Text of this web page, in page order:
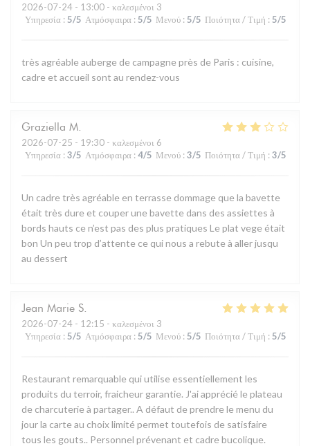
2026-07-24 - 13:00 - καλεσμένοι 3
Υπηρεσία : 5/5 Ατμόσφαιρα : 5/5 Μενού : 5/5 Ποιότητα / Τιμή : 5/5
très agréable auberge de campagne près de Paris : cuisine,
cadre et accueil sont au rendez-vous
Graziella M
2026-07-25 - 19:30 - καλεσμένοι 6
Υπηρεσία : 3/5 Ατμόσφαιρα : 4/5 Μενού : 3/5 Ποιότητα / Τιμή : 3/5
Un cadre très agréable en terrasse dommage que la bavette
était très dure et couper une bavette dans des assiettes à
bords hauts ce n’est pas des plus pratiques Le plat vege était
bon Un peu trop d’attente ce qui nous a rebute à aller jusqu
au dessert
Jean Marie S
2026-07-24 - 12:15 - καλεσμένοι 3
Υπηρεσία : 5/5 Ατμόσφαιρα : 5/5 Μενού : 5/5 Ποιότητα / Τιμή : 5/5
Restaurant remarquable qui utilise essentiellement les
produits du terroir, fraicheur garantie. J'ai apprécié le plateau
de charcuterie à partager.. A défaut de prendre le menu du
jour la carte au choix limité permet toutefois de satisfaire
tous les gouts.. Personnel prévenant et cadre bucolique.